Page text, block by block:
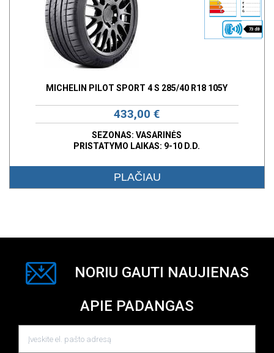
73 dB
MICHELIN PILOT SPORT 4 S 285/40 R18 105Y
433,00 €
SEZONAS: VASARINĖS
PRISTATYMO LAIKAS: 9-10 D.D.
PLAČIAU
NORIU GAUTI NAUJIENAS
APIE PADANGAS